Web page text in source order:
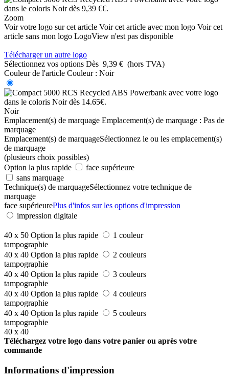
Zoom
Voir votre logo sur cet article Voir cet article avec mon logo Voir cet
article sans mon logo LogoView n'est pas disponible
Télécharger un autre logo
Sélectionnez vos options Dès 9,39 € (hors TVA)
Couleur de l'article Couleur : Noir
Noir
Emplacement(s) de marquage Emplacement(s) de marquage : Pas de
marquage
Emplacement(s) de marquageSélectionnez le ou les emplacement(s)
de marquage
(plusieurs choix possibles)
Option la plus rapide
face supérieure
sans marquage
Technique(s) de marquageSélectionnez votre technique de
marquage
face supérieurePlus d'infos sur les options d'impression
impression digitale
40 x 50 Option la plus rapide
1 couleur
tampographie
40 x 40 Option la plus rapide
2 couleurs
tampographie
40 x 40 Option la plus rapide
3 couleurs
tampographie
40 x 40 Option la plus rapide
4 couleurs
tampographie
40 x 40 Option la plus rapide
5 couleurs
tampographie
40 x 40
Téléchargez votre logo dans votre panier ou après votre
commande
Informations d'impression